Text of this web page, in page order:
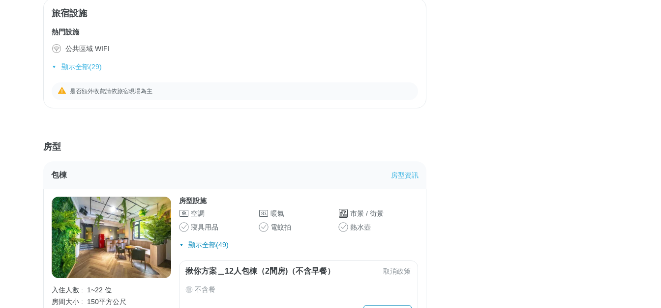
旅宿設施
熱門設施
公共區域 WIFI
顯示全部(29)
是否額外收費請依旅宿現場為主
房型
包棟 房型資訊
入住人數 :
1~22 位
房間大小 :
150平方公尺
房型設施
空調
暖氣
市景 / 街景
寢具用品
電蚊拍 熱水壺
顯示全部(49)
揪你方案＿12人包棟（2間房)（不含早餐） 取消政策
不含餐